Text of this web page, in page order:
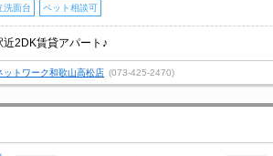
洗面台 ペット相談可
2DK賃貸アパート♪
トワーク和歌山高松店 (073-425-2470)